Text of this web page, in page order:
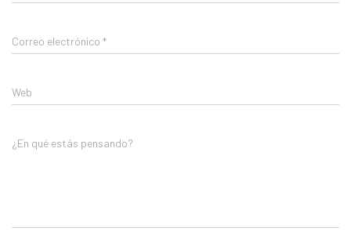
Correo electrónico *
Web
¿En qué estás pensando?